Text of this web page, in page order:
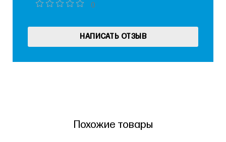
0
НАПИСАТЬ ОТЗЫВ
Похожие товары